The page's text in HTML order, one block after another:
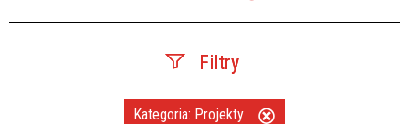
Filtry
Szukana fraza
Kategoria: Projekty